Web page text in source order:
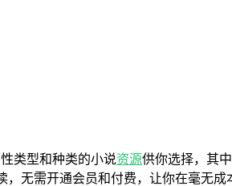
类型和种类的小说资源供你选择，其
无需开通会员和付费，让你在毫无成